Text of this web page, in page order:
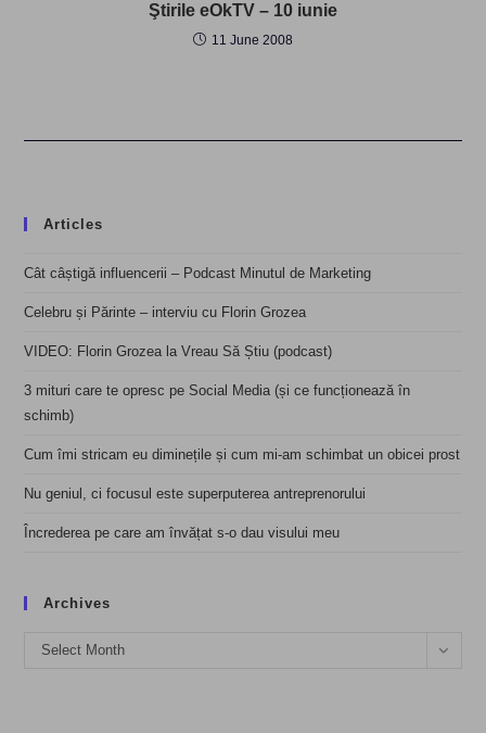
Ştirile eOkTV – 10 iunie
11 June 2008
Articles
Cât câștigă influencerii – Podcast Minutul de Marketing
Celebru și Părinte – interviu cu Florin Grozea
VIDEO: Florin Grozea la Vreau Să Știu (podcast)
3 mituri care te opresc pe Social Media (și ce funcționează în
schimb)
Cum îmi stricam eu diminețile și cum mi-am schimbat un obicei prost
Nu geniul, ci focusul este superputerea antreprenorului
Încrederea pe care am învățat s-o dau visului meu
Archives
Archives
Select Month